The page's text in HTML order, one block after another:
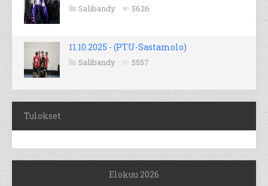
Salibandy 5626
11.10.2025 - (PTU-Sastamolo)
Salibandy 5557
Tulokset
Elokuu 2026